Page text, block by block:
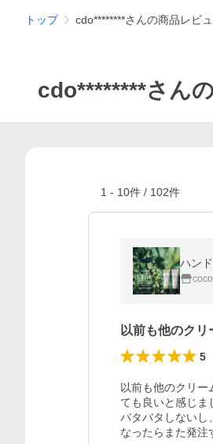
トップ cdo********さんの商品レビ
cdo********さん
1 - 10件 / 102件
ハン
以前も他のク
5
以前も他のクリ
ても良いと感じま
バタバタしないし
なったらまた発注